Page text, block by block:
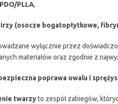
PLLA,
(osocze bogatopłytkowe,
wyłącznie przez
materiałów oraz zgodnie z
poprawa owalu i
twarzyto zespół zabiegów,